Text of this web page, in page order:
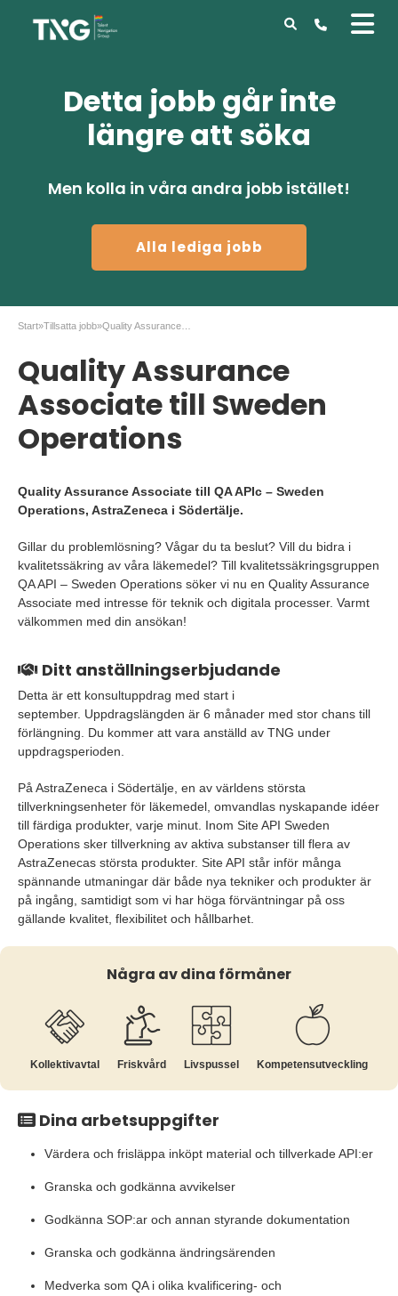
Detta jobb går inte
längre att söka
Men kolla in våra andra jobb istället!
Alla lediga jobb
Start»Tillsatta jobb»
Quality Assurance
Associate till Sweden
Operations
Quality Assurance Associate till QA APIc – Sweden
Operations, AstraZeneca i Södertälje.
Gillar du problemlösning? Vågar du ta beslut? Vill du bidra i
kvalitetssäkring av våra läkemedel? Till kvalitetssäkringsgruppen
QA API – Sweden Operations söker vi nu en Quality Assurance
Associate med intresse för teknik och digitala processer. Varmt
välkommen med din ansökan!
Ditt anställningserbjudande
Detta är ett konsultuppdrag med start i
september. Uppdragslängden är 6 månader med stor chans till
förlängning. Du kommer att vara anställd av TNG under
uppdragsperioden.
På AstraZeneca i Södertälje, en av världens största
tillverkningsenheter för läkemedel, omvandlas nyskapande idéer
till färdiga produkter, varje minut. Inom Site API Sweden
Operations sker tillverkning av aktiva substanser till flera av
AstraZenecas största produkter. Site API står inför många
spännande utmaningar där både nya tekniker och produkter är
på ingång, samtidigt som vi har höga förväntningar på oss
gällande kvalitet, flexibilitet och hållbarhet.
Några av dina förmåner
Kollektiv­avtal Friskvård Livspussel Kompetens­utveckling
Dina arbetsuppgifter
Värdera och frisläppa inköpt material och tillverkade API:er
Granska och godkänna avvikelser
Godkänna SOP:ar och annan styrande dokumentation
Granska och godkänna ändringsärenden
Medverka som QA i olika kvalificering- och